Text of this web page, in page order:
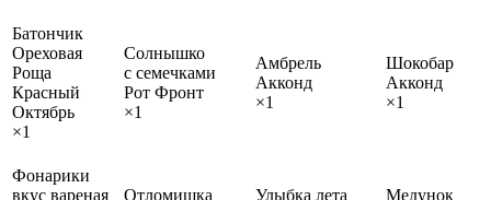
Батончик
Ореховая
Роща
Красный
Октябрь
×1
Солнышко
с семечками
Рот Фронт
×1
Амбрель
Акконд
×1
Шокобар
Акконд
×1
Фонарики
вкус вареная
Отломишка
Улыбка лета
Медунок